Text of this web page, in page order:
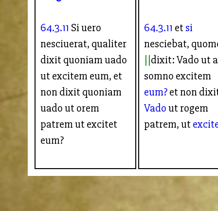
64.3.11 Si uero
nesciuerat, qualiter
dixit quoniam uado
ut excitem eum, et
non dixit quoniam
uado ut orem
patrem ut excitet
eum?
64.3.11 et si
nesciebat,
dixit: Vado ut a
somno excitem
eum?et non
Vadout rogem
patrem, ut